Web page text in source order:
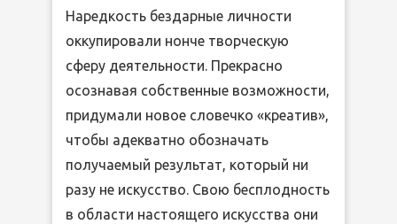
Наредкость бездарные личности
оккупировали нонче творческую
сферу деятельности. Прекрасно
осознавая собственные возможности,
придумали новое словечко «креатив»,
чтобы адекватно обозначать
получаемый результат, который ни
разу не искусство. Свою бесплодность
в области настоящего искусства они